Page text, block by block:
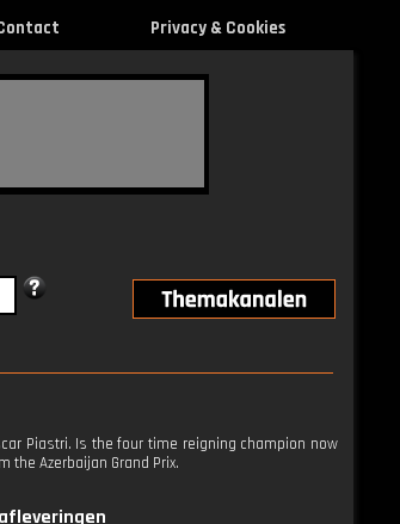
Privacy & Cookies
Piastri. Is the four time reigning champion now
the Azerbaijan Grand Prix.